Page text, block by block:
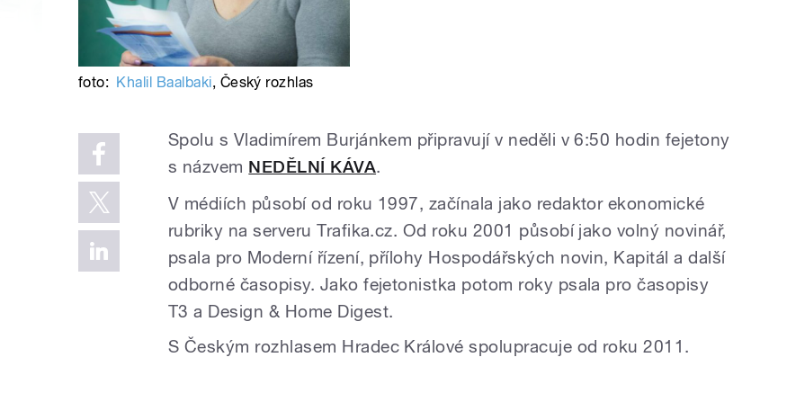
foto: Khalil Baalbaki, Český rozhlas
Spolu s Vladimírem Burjánkem připravují v neděli v 6:50 hodin fejetony
s názvem NEDĚLNÍ KÁVA.
V médiích působí od roku 1997, začínala jako redaktor ekonomické
rubriky na serveru Trafika.cz. Od roku 2001 působí jako volný novinář,
psala pro Moderní řízení, přílohy Hospodářských novin, Kapitál a další
odborné časopisy. Jako fejetonistka potom roky psala pro časopisy
T3 a Design & Home Digest.
S Českým rozhlasem Hradec Králové spolupracuje od roku 2011.